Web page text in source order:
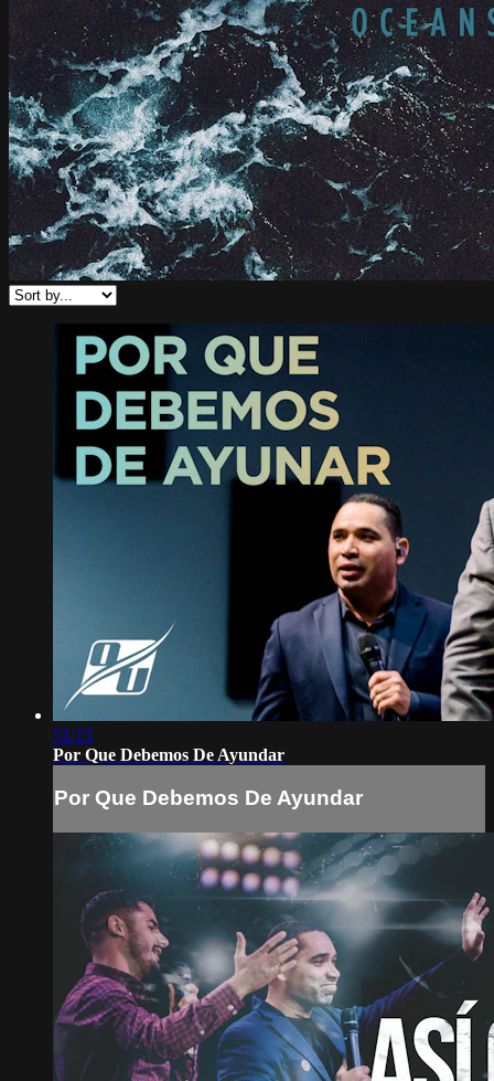
51:15
Por Que Debemos De Ayundar
Por Que Debemos De Ayundar